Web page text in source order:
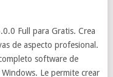
Full para Gratis. Crea
de aspecto profesional.
software de
Le permite crear